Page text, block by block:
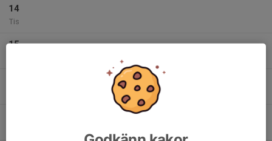
14
Tis
15